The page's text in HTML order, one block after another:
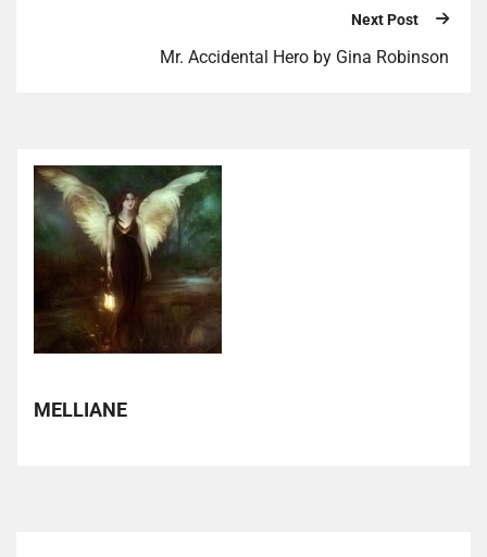
Next Post
Mr. Accidental Hero by Gina Robinson
MELLIANE